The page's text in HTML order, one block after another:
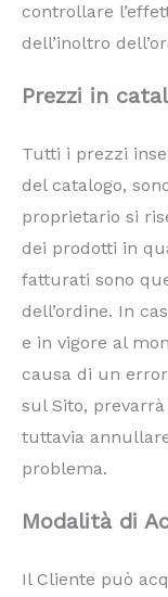
controllare
dell’inoltro
Prezzi in
Tutti i prezzi
del catalogo,
proprietario si
dei prodotti in
fatturati sono
dell’ordine. In
e in vigore al
causa di un
sul Sito,
tuttavia
problema.
Modalità di
Il Cliente può